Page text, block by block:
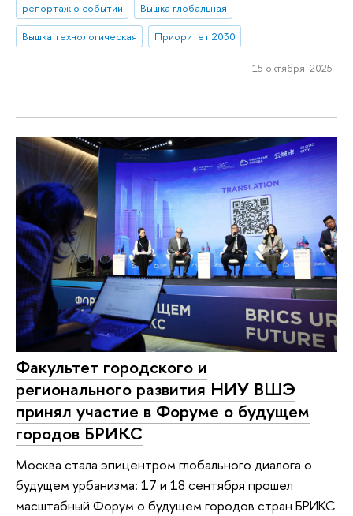
репортаж о событии
Вышка глобальная
Вышка технологическая
Приоритет 2030
15 октября 2025
Факультет городского и
регионального развития НИУ ВШЭ
принял участие в Форуме о будущем
городов БРИКС
Москва стала эпицентром глобального диалога о
будущем урбанизма: 17 и 18 сентября прошел
масштабный Форум о будущем городов стран БРИКС